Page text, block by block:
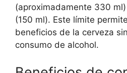
(aproximadamente 330
(150 ml). Este límite
beneficios de la cerveza
consumo de alcohol.